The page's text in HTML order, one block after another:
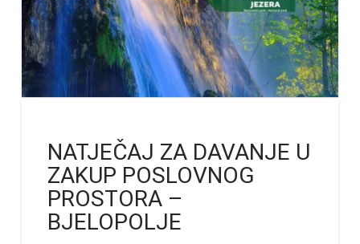
NATJEČAJ ZA DAVANJE U
ZAKUP POSLOVNOG
PROSTORA –
BJELOPOLJE